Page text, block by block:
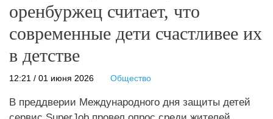
оренбуржец считает, что
современные дети счастливее их
в детстве
12:21 / 01 июня 2026 Общество
В преддверии Международного дня защиты детей